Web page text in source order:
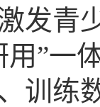
发青
用”一
训练